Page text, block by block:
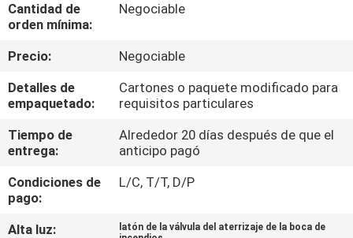
VIAJE
DE
LA
FÁBRICA
CONTROL
DE
CALIDAD
Cantidad de
orden mínima:
Negociable
Precio:
Negociable
Detalles de
empaquetado:
Cartones o paquete modificado para
requisitos particulares
Tiempo de
entrega:
Alrededor 20 días después de que el
anticipo pagó
Condiciones de
pago:
L/C, T/T, D/P
Alta luz:
latón de la válvula del aterrizaje de la boca de